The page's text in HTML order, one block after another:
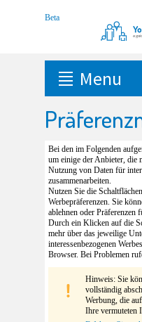
Menu
Bei den im Folgenden
um einige der Anbieter, die
Nutzung von Daten für
zusammenarbeiten.
Nutzen Sie die
Werbepräferenzen. Sie
ablehnen oder Präferenzen
Durch ein Klicken auf die
mehr über das jeweilige
interessenbezogenen
Browser. Bei Problemen
Hinweis: Sie
vollständig
Werbung, die
Ihre vermuteten